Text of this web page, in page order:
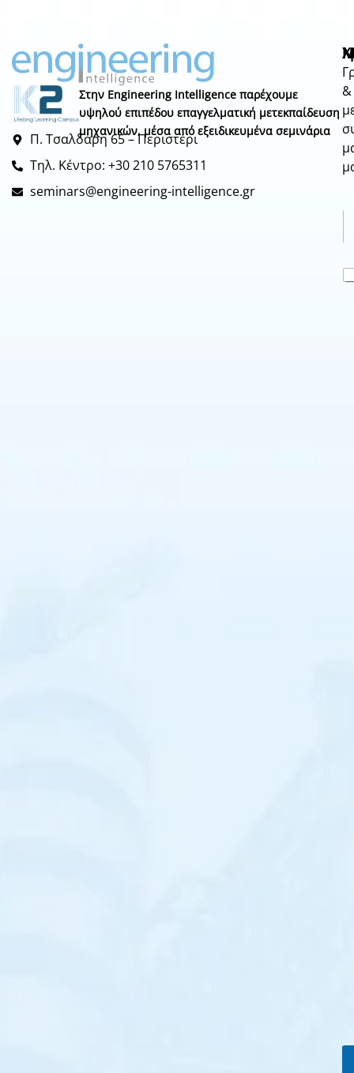
Στην Engineering Intelligence παρέχουμε
υψηλού επιπέδου επαγγελματική μετεκπαίδευση
μηχανικών, μέσα από εξειδικευμένα σεμινάρια
Π. Τσαλδάρη 65 – Περιστέρι
Τηλ. Κέντρο: +30 210 5765311
seminars@engineering-intelligence.gr
&